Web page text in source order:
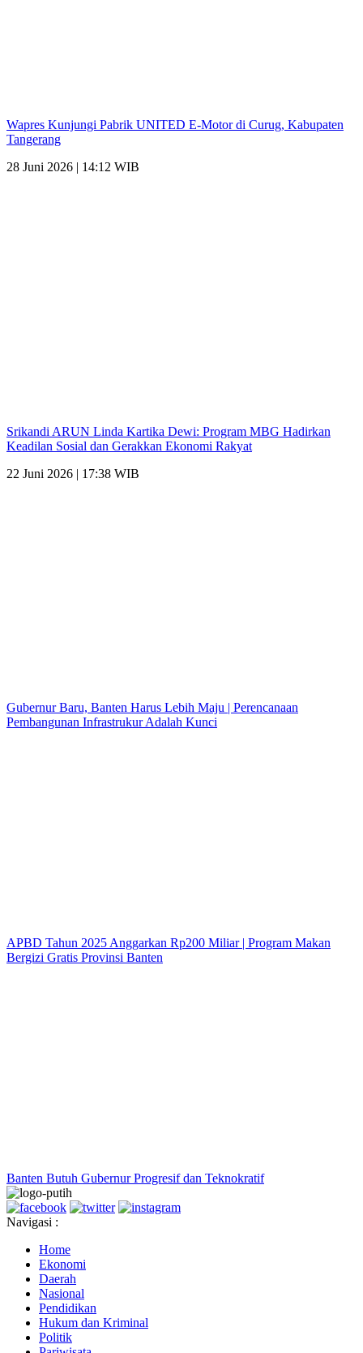
Wapres Kunjungi Pabrik UNITED E-Motor di Curug, Kabupaten
Tangerang
28 Juni 2026 | 14:12 WIB
Srikandi ARUN Linda Kartika Dewi: Program MBG Hadirkan
Keadilan Sosial dan Gerakkan Ekonomi Rakyat
22 Juni 2026 | 17:38 WIB
Gubernur Baru, Banten Harus Lebih Maju | Perencanaan
Pembangunan Infrastrukur Adalah Kunci
APBD Tahun 2025 Anggarkan Rp200 Miliar | Program Makan
Bergizi Gratis Provinsi Banten
Banten Butuh Gubernur Progresif dan Teknokratif
Navigasi :
Home
Ekonomi
Daerah
Nasional
Pendidikan
Hukum dan Kriminal
Politik